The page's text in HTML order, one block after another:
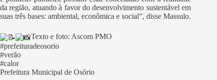
da região, atuando à favor do desenvolvimento sustentável em
suas três bases: ambiental, econômica e social”, disse Massulo.
Texto e foto: Ascom PMO
#prefeituradeosorio
#verão
#calor
Prefeitura Municipal de Osório